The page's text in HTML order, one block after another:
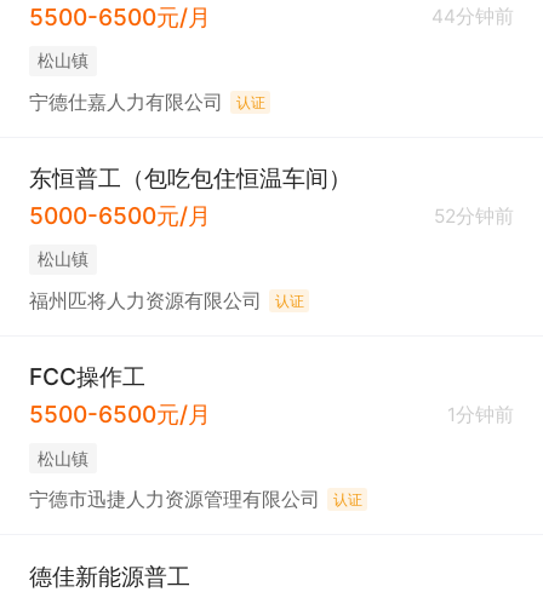
5500-6500元/月
44分钟前
松山镇
宁德仕嘉人力有限公司 认证
东恒普工（包吃包住恒温车间）
5000-6500元/月
52分钟前
松山镇
福州匹将人力资源有限公司 认证
FCC操作工
5500-6500元/月
1分钟前
松山镇
宁德市迅捷人力资源管理有限公司 认证
德佳新能源普工